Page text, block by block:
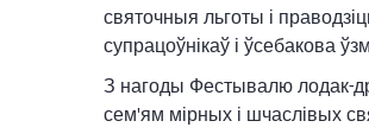
святочныя льготы і
супрацоўнікаў і ўсебакова
З нагоды Фестывалю лодак-
сем'ям мірных і шчаслівых